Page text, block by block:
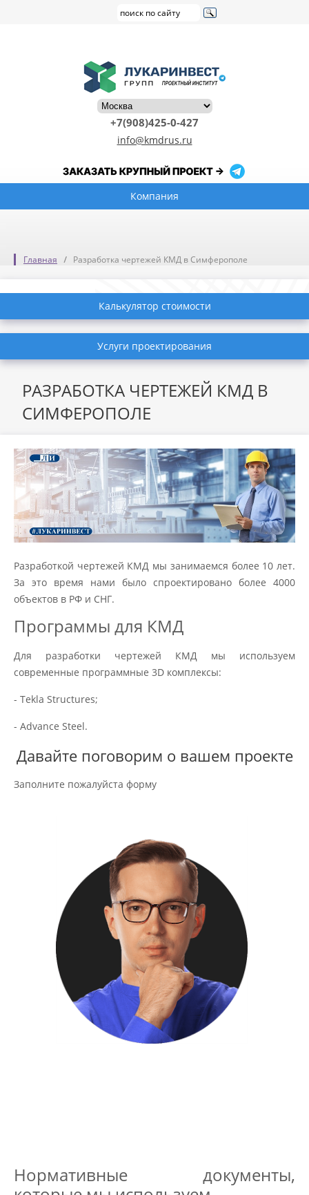
+7(908)425-0-427
info@kmdrus.ru
Компания
Главная Разработка чертежей КМД в Симферополе
Калькулятор стоимости
Услуги проектирования
РАЗРАБОТКА ЧЕРТЕЖЕЙ КМД В
СИМФЕРОПОЛЕ
Разработкой чертежей КМД мы занимаемся более 10 лет.
За это время нами было спроектировано более 4000
объектов в РФ и СНГ.
Программы для КМД
Для разработки чертежей КМД мы используем
современные программные 3D комплексы:
- Tekla Structures;
- Advance Steel.
Давайте поговорим о вашем проекте
Заполните пожалуйста форму
Нормативные документы,